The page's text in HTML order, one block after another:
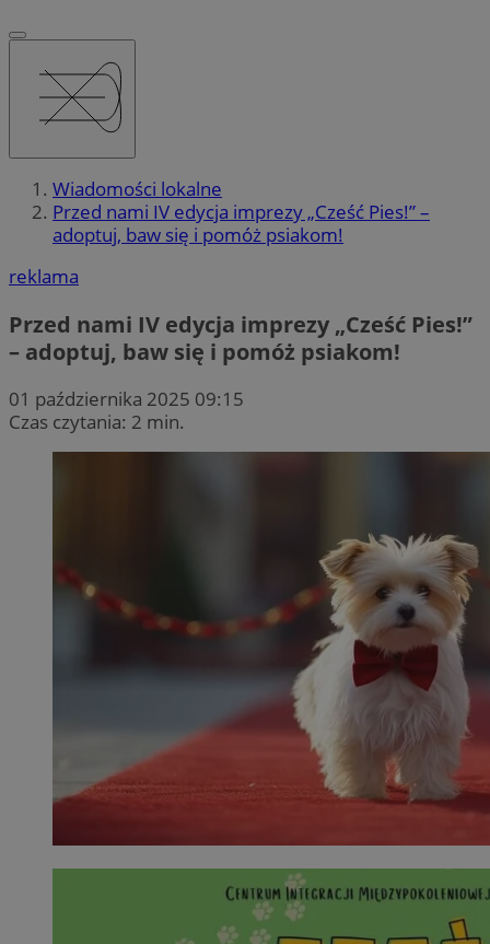
Wiadomości lokalne
Przed nami IV edycja imprezy „Cześć Pies!” –
adoptuj, baw się i pomóż psiakom!
reklama
Przed nami IV edycja imprezy „Cześć Pies!”
– adoptuj, baw się i pomóż psiakom!
01 października 2025 09:15
Czas czytania: 2 min.